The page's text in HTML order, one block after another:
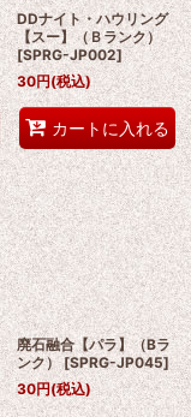
DDナイト・ハウリング
【スー】（Ｂランク）
[SPRG-JP002]
30円(税込)
カートに入れる
廃石融合【パラ】（Bラ
ンク） [SPRG-JP045]
30円(税込)